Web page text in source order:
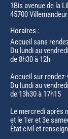
1Bis avenue de la
45700 Villemandeur
Horaires :
Accueil sans
Du lundi au vendredi
de 8h30 à 12h
Accueil sur
Du lundi au vendredi
de 13h30 à 17h15
Le mercredi après
et le 1er et 3e
État civil et